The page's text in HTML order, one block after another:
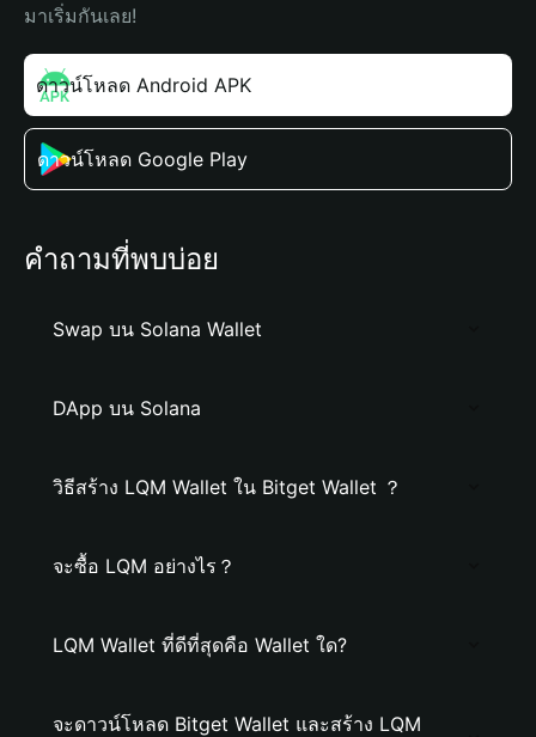
มาเริ่มกันเลย!
ดาวน์โหลด Android APK
ดาวน์โหลด Google Play
คำถามที่พบบ่อย
Swap บน Solana Wallet
DApp บน Solana
วิธีสร้าง LQM Wallet ใน Bitget Wallet ？
จะซื้อ LQM อย่างไร？
LQM Wallet ที่ดีที่สุดคือ Wallet ใด?
จะดาวน์โหลด Bitget Wallet และสร้าง LQM